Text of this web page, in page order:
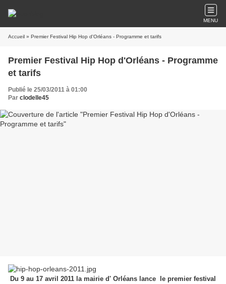
MENU
Accueil » Premier Festival Hip Hop d'Orléans - Programme et tarifs
Premier Festival Hip Hop d'Orléans - Programme
et tarifs
Publié le 25/03/2011 à 01:00
Par clodelle45
Du 9 au 17 avril 2011 la mairie d' Orléans lance le premier festival